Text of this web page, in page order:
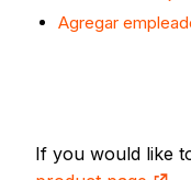
Agregar
If you would like